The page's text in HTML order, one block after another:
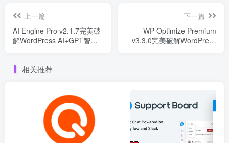
上一篇
AI Engine Pro v2.1.7完美破
解WordPress AI+GPT智能
下一篇
WP-Optimize Premium
v3.3.0完美破解WordPress
相关推荐